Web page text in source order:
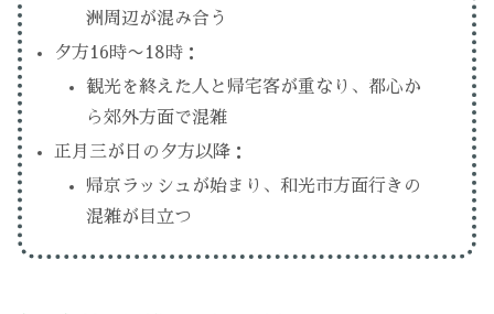
洲周辺が混み合う
夕方16時〜18時：
観光を終えた人と帰宅客が重なり、都心か
ら郊外方面で混雑
正月三が日の夕方以降：
帰京ラッシュが始まり、和光市方面行きの
混雑が目立つ